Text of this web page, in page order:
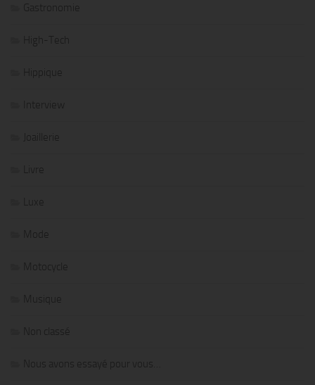
Gastronomie
High-Tech
Hippique
Interview
Joaillerie
Livre
Luxe
Mode
Motocycle
Musique
Non classé
Nous avons essayé pour vous…